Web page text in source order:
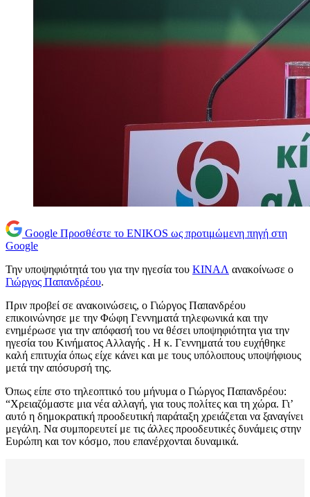
Google Προσθέστε το ENIKOS ως προτιμώμενη πηγή στη
Google
Την υποψηφιότητά του για την ηγεσία του ΚΙΝΑΛ ανακοίνωσε ο
Γιώργος Παπανδρέου.
Πριν προβεί σε ανακοινώσεις, ο Γιώργος Παπανδρέου
επικοινώνησε με την Φώφη Γεννηματά τηλεφωνικά και την
ενημέρωσε για την απόφασή του να θέσει υποψηφιότητα για την
ηγεσία του Κινήματος Αλλαγής . Η κ. Γεννηματά του ευχήθηκε
καλή επιτυχία όπως είχε κάνει και με τους υπόλοιπους υποψήφιους
μετά την απόσυρσή της.
Όπως είπε στο τηλεοπτικό του μήνυμα ο Γιώργος Παπανδρέου:
“Χρειαζόμαστε μια νέα αλλαγή, για τους πολίτες και τη χώρα. Γι’
αυτό η δημοκρατική προοδευτική παράταξη χρειάζεται να ξαναγίνει
μεγάλη. Να συμπορευτεί με τις άλλες προοδευτικές δυνάμεις στην
Ευρώπη και τον κόσμο, που επανέρχονται δυναμικά.